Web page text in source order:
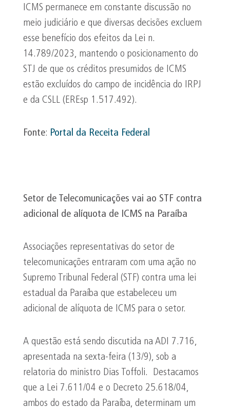
ICMS permanece em constante discussão no
meio judiciário e que diversas decisões excluem
esse benefício dos efeitos da Lei n.
14.789/2023, mantendo o posicionamento do
STJ de que os créditos presumidos de ICMS
estão excluídos do campo de incidência do IRPJ
e da CSLL (EREsp 1.517.492).
Fonte: Portal da Receita Federal
Setor de Telecomunicações vai ao STF contra
adicional de alíquota de ICMS na Paraíba
Associações representativas do setor de
telecomunicações entraram com uma ação no
Supremo Tribunal Federal (STF) contra uma lei
estadual da Paraíba que estabeleceu um
adicional de alíquota de ICMS para o setor.
A questão está sendo discutida na ADI 7.716,
apresentada na sexta-feira (13/9), sob a
relatoria do ministro Dias Toffoli. Destacamos
que a Lei 7.611/04 e o Decreto 25.618/04,
ambos do estado da Paraíba, determinam um